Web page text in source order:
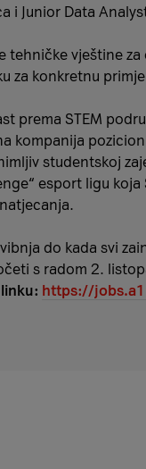
i Junior Data
tehničke vještine
za konkretnu
prema STEM
kompanija
studentskoj
esport ligu
do kada svi
s radom 2.
https://